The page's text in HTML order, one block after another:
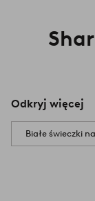
Odkryj więcej
Białe świeczki